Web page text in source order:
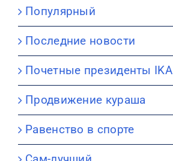
Популярный
Последние новости
Почетные президенты IKA
Продвижение кураша
Равенство в спорте